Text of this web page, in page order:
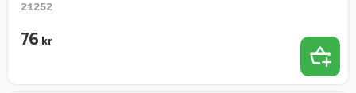
21252
76 kr